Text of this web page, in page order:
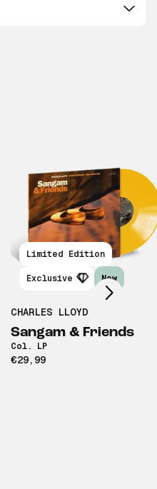
Limited Edition
Exclusive New
CHARLES LLOYD
Sangam & Friends
Col. LP
€29,99
Scroll right